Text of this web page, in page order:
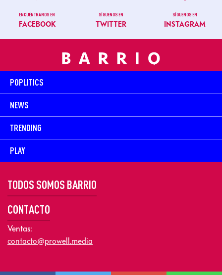
ENCUÉNTRANOS EN
FACEBOOK
SÍGUENOS EN
TWITTER
SÍGUENOS EN
INSTAGRAM
POPLITICS
NEWS
TRENDING
PLAY
TODOS SOMOS BARRIO
CONTACTO
Ventas:
contacto@prowell.media